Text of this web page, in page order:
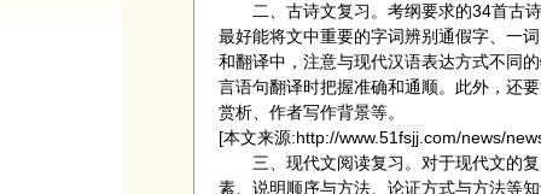
二、古诗文复习。考纲要求的34首古诗
最好能将文中重要的字词辨别通假字、一
和翻译中，注意与现代汉语表达方式不同
言语句翻译时把握准确和通顺。此外，还
赏析、作者写作背景等。
[本文来源:http://www.51fsjj.com/news/
三、现代文阅读复习。对于现代文的复
素、说明顺序与方法、论证方式与方法等